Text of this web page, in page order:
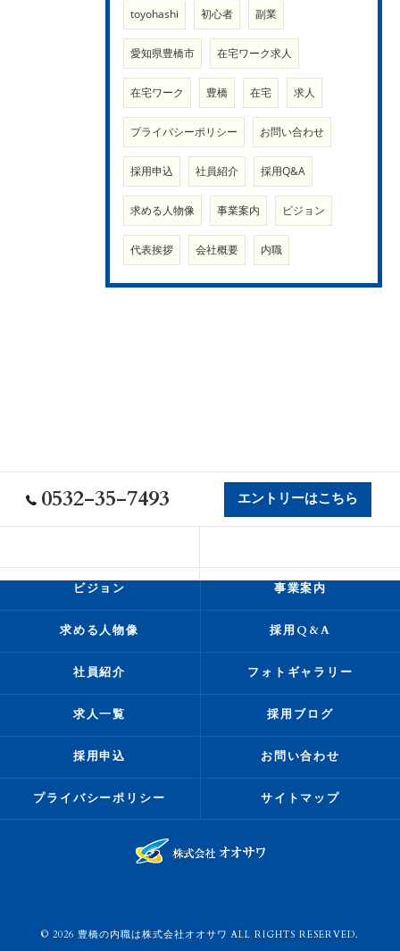
toyohashi 初心者 副業
愛知県豊橋市 在宅ワーク求人
在宅ワーク 豊橋 在宅 求人
プライバシーポリシー お問い合わせ
採用申込 社員紹介 採用Q&A
求める人物像 事業案内 ビジョン
代表挨拶 会社概要 内職
0532-35-7493 エントリーはこちら
ビジョン 事業案内
求める人物像 採用Q&A
社員紹介 フォトギャラリー
求人一覧 採用ブログ
採用申込 お問い合わせ
プライバシーポリシー サイトマップ
© 2026 豊橋の内職は株式会社オオサワ ALL RIGHTS RESERVED.